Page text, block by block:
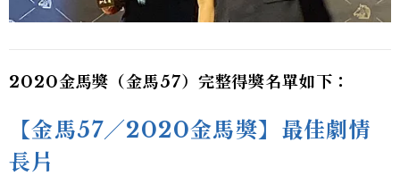
2020金馬獎（金馬57）完整得獎名單如下：
【金馬57／2020金馬獎】最佳劇情
長片